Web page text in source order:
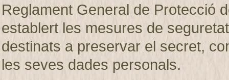
Reglament General de Protecció
establert les mesures de
destinats a preservar el secret,
les seves dades personals.